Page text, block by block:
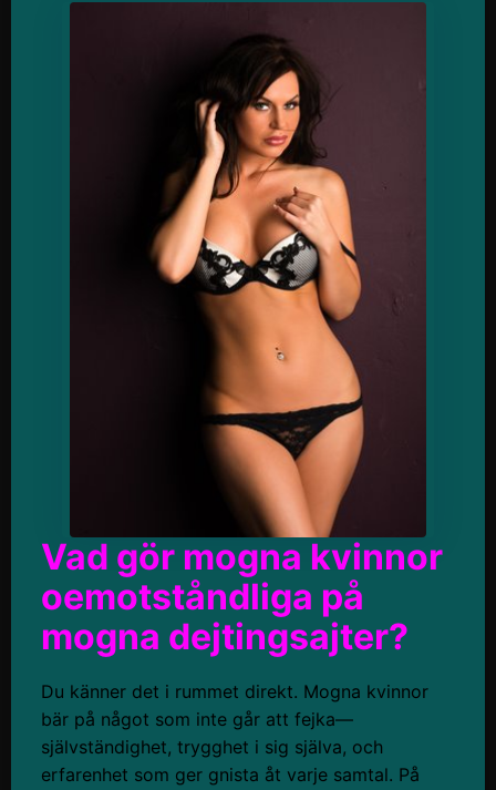
Vad gör mogna kvinnor
oemotståndliga på
mogna dejtingsajter?
Du känner det i rummet direkt. Mogna kvinnor
bär på något som inte går att fejka—
självständighet, trygghet i sig själva, och
erfarenhet som ger gnista åt varje samtal. På